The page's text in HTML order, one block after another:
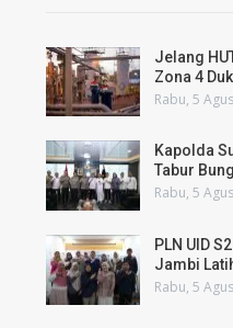
Jelang
Zona 4
Rabu, 5
Kapolda
Tabur
Rabu, 5
PLN UID
Jambi
Rabu, 5